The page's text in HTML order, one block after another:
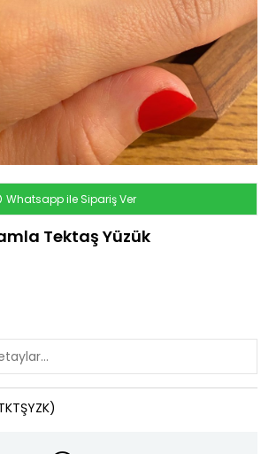
Whatsapp ile Sipariş Ver
Tektaş Yüzük